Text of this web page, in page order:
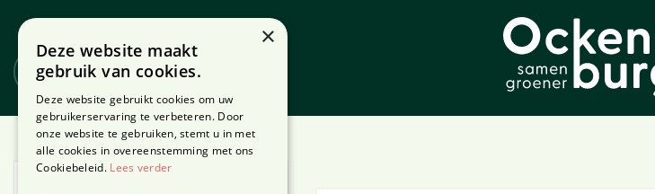
naar
content
Home Producten
Website Webshop
×
Deze website maakt
gebruik van cookies.
Deze website gebruikt cookies om uw
gebruikerservaring te verbeteren. Door
onze website te gebruiken, stemt u in met
alle cookies in overeenstemming met ons
Cookiebeleid. Lees verder